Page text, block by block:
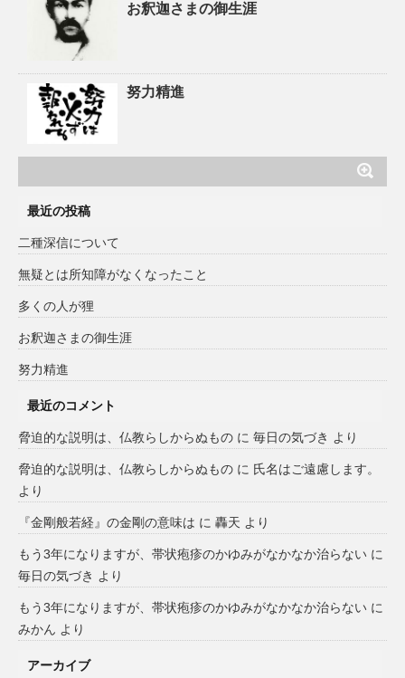
お釈迦さまの御生涯
努力精進
最近の投稿
二種深信について
無疑とは所知障がなくなったこと
多くの人が狸
お釈迦さまの御生涯
努力精進
最近のコメント
脅迫的な説明は、仏教らしからぬもの に 毎日の気づき より
脅迫的な説明は、仏教らしからぬもの に 氏名はご遠慮します。
より
『金剛般若経』の金剛の意味は に 轟天 より
もう3年になりますが、帯状疱疹のかゆみがなかなか治らない に
毎日の気づき より
もう3年になりますが、帯状疱疹のかゆみがなかなか治らない に
みかん より
アーカイブ